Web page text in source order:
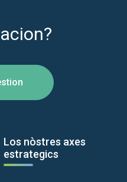
Los nòstres axes
estrategics